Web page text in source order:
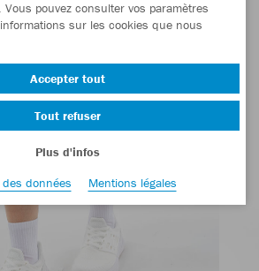
pouvez consulter vos paramètres
sur les cookies que nous
Accepter tout
Tout refuser
Plus d'infos
données
Mentions légales